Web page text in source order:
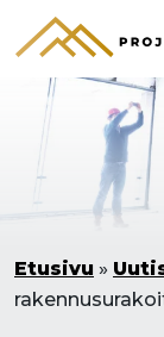
Etusivu »